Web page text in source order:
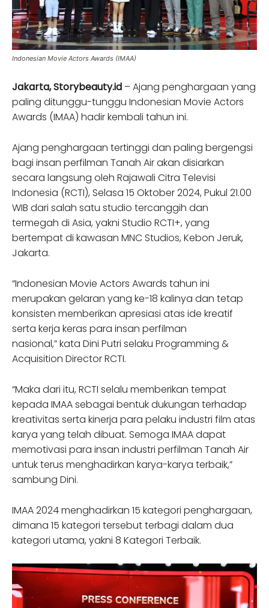
Indonesian Movie Actors Awards (IMAA)
Jakarta, Storybeauty.id – Ajang penghargaan yang
paling ditunggu-tunggu Indonesian Movie Actors
Awards (IMAA) hadir kembali tahun ini.
Ajang penghargaan tertinggi dan paling bergengsi
bagi insan perfilman Tanah Air akan disiarkan
secara langsung oleh Rajawali Citra Televisi
Indonesia (RCTI), Selasa 15 Oktober 2024, Pukul 21.00
WIB dari salah satu studio tercanggih dan
termegah di Asia, yakni Studio RCTI+, yang
bertempat di kawasan MNC Studios, Kebon Jeruk,
Jakarta.
“Indonesian Movie Actors Awards tahun ini
merupakan gelaran yang ke-18 kalinya dan tetap
konsisten memberikan apresiasi atas ide kreatif
serta kerja keras para insan perfilman
nasional,” kata Dini Putri selaku Programming &
Acquisition Director RCTI.
“Maka dari itu, RCTI selalu memberikan tempat
kepada IMAA sebagai bentuk dukungan terhadap
kreativitas serta kinerja para pelaku industri film atas
karya yang telah dibuat. Semoga IMAA dapat
memotivasi para insan industri perfilman Tanah Air
untuk terus menghadirkan karya-karya terbaik,”
sambung Dini.
IMAA 2024 menghadirkan 15 kategori penghargaan,
dimana 15 kategori tersebut terbagi dalam dua
kategori utama, yakni 8 Kategori Terbaik.